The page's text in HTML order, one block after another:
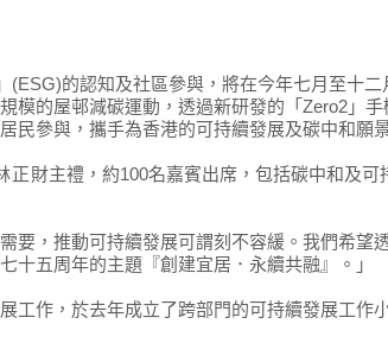
的認知及社區參與，將在今年七月至十
模的屋邨減碳運動，透過新研發的「Zero2」
民參與，攜手為香港的可持續發展及碳中和願
正財主禮，約100名嘉賓出席，包括碳中和及
要，推動可持續發展可謂刻不容緩。我們希望
十五周年的主題『創建宜居．永續共融』。」
工作，於去年成立了跨部門的可持續發展工